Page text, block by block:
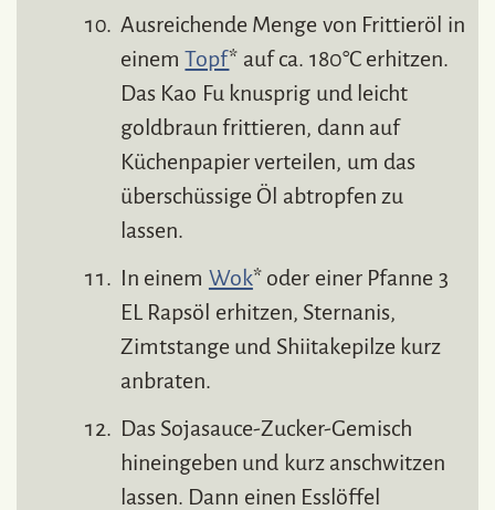
Ausreichende Menge von Frittieröl in
einemTopf* auf ca. 180°C erhitzen.
Das Kao Fu knusprig und leicht
goldbraun frittieren, dann auf
Küchenpapier verteilen, um das
überschüssige Öl abtropfen zu
lassen.
In einem Wok* oder einer Pfanne 3
EL Rapsöl erhitzen, Sternanis,
Zimtstange und Shiitakepilze kurz
anbraten.
Das Sojasauce-Zucker-Gemisch
hineingeben und kurz anschwitzen
lassen. Dann einen Esslöffel